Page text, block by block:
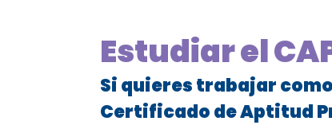
Estudiar el
Si quieres trabajar
Certificado de Aptitud